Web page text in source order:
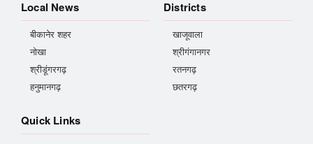
Local News
बीकानेर शहर
नोखा
श्रीडूंगरगढ़
हनुमानगढ़
Districts
खाजूवाला
श्रीगंगानगर
रतनगढ़
छतरगढ़
Quick Links